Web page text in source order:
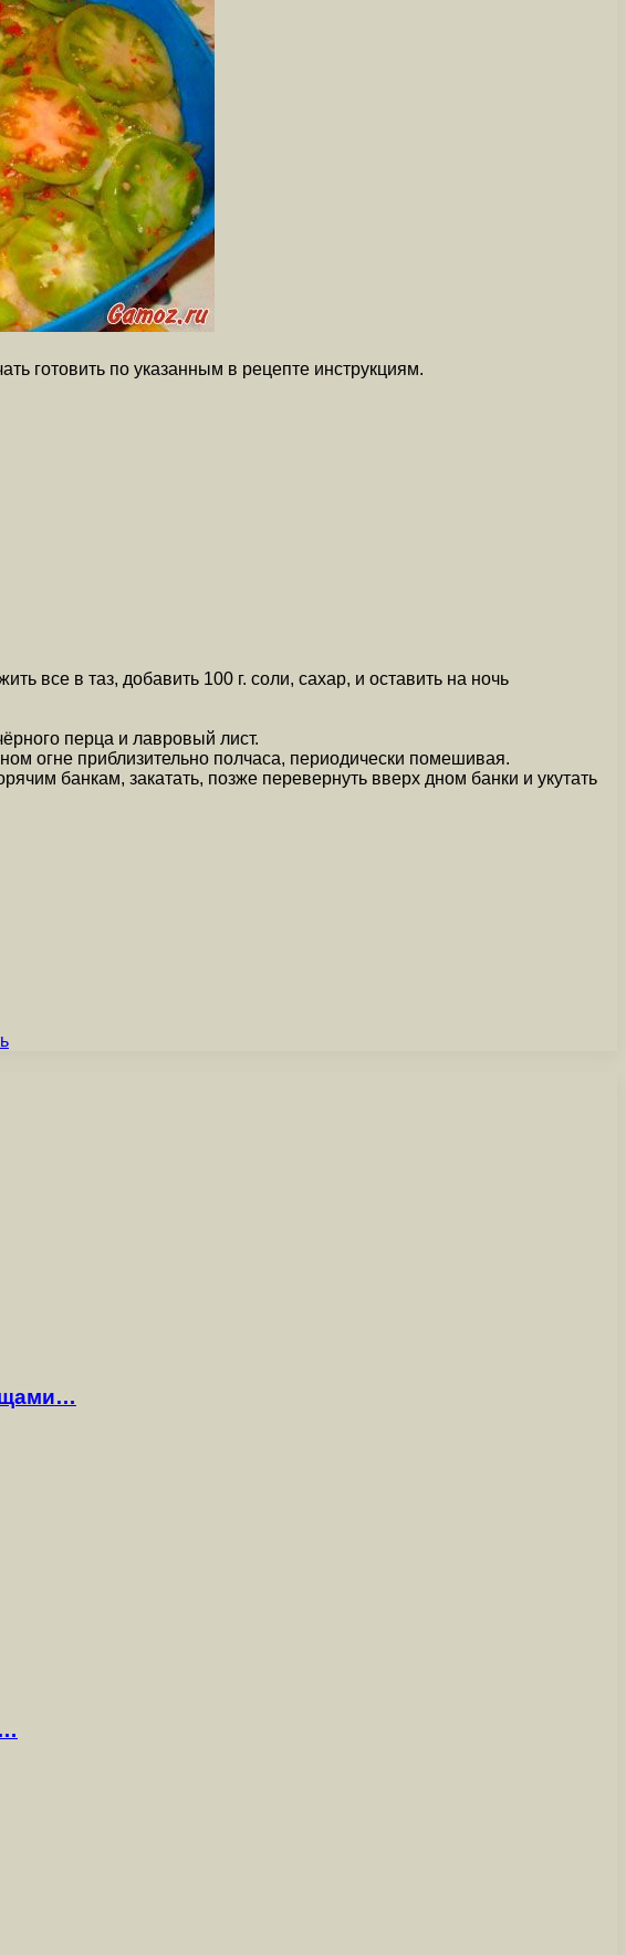
готовить по указанным в рецепте инструкциям.
все в таз, добавить 100 г. соли, сахар, и оставить на ночь
перца и лавровый лист.
огне приблизительно полчаса, периодически помешивая.
банкам, закатать, позже перевернуть вверх дном банки и укутать